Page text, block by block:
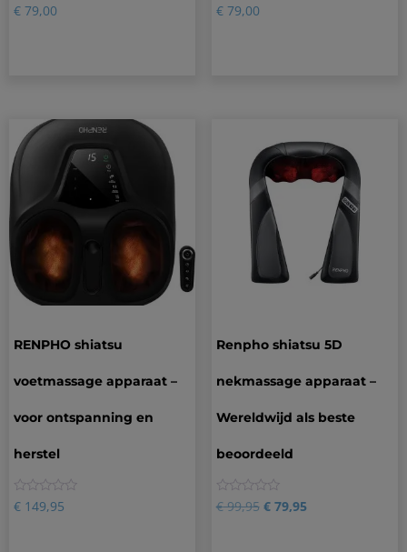
0
€ 79,00 0
€79,00
RENPHO shiatsu
voetmassage apparaat –
voor ontspanning en
herstel
0
€ 149,95
Renpho shiatsu 5D
nekmassage apparaat –
Wereldwijd als beste
beoordeeld
0
€99,95 €79,95